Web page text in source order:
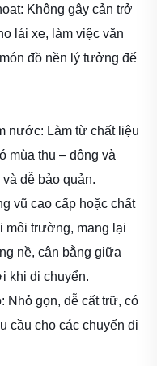
Không gây cản trở
lái xe, làm việc văn
đồ nền lý tưởng để
nước: Làm từ chất liệu
mùa thu – đông và
dễ bảo quản.
vũ cao cấp hoặc chất
môi trường, mang lại
nề, cân bằng giữa
khi di chuyển.
Nhỏ gọn, dễ cất trữ, có
cầu cho các chuyến đi